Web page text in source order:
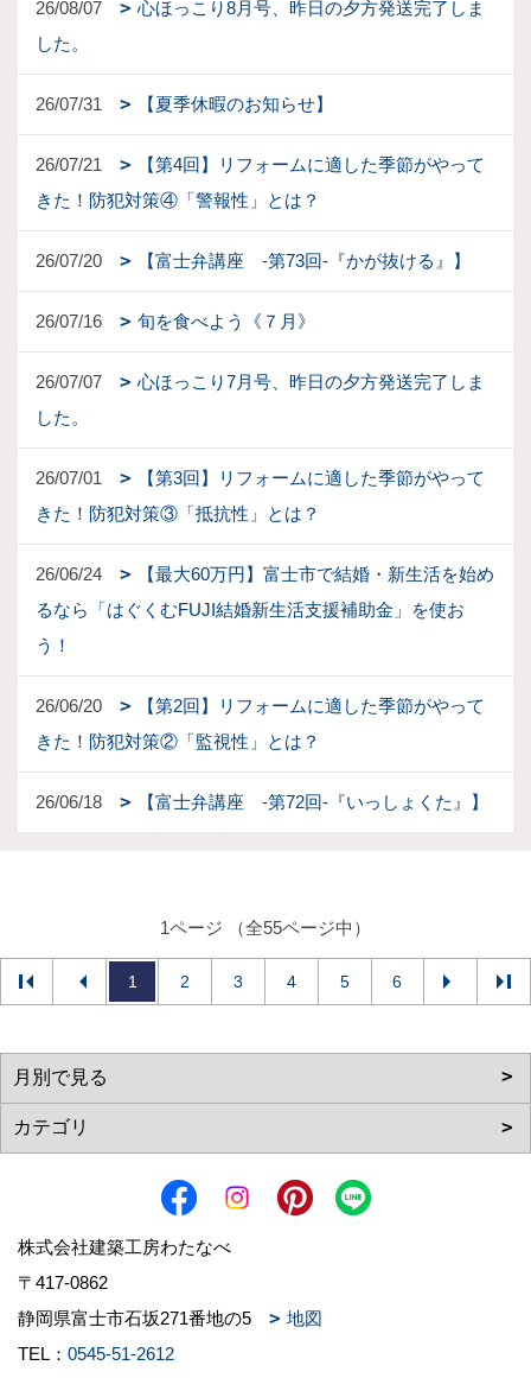
26/08/07
心ほっこり8月号、昨日の夕方発送完了しま
した。
26/07/31 【夏季休暇のお知らせ】
26/07/21
【第4回】リフォームに適した季節がやって
きた！防犯対策④「警報性」とは？
26/07/20 【富士弁講座 -第73回-『かが抜ける』】
26/07/16 旬を食べよう《７月》
26/07/07
心ほっこり7月号、昨日の夕方発送完了しま
した。
26/07/01
【第3回】リフォームに適した季節がやって
きた！防犯対策③「抵抗性」とは？
26/06/24
【最大60万円】富士市で結婚・新生活を始め
るなら「はぐくむFUJI結婚新生活支援補助金」を使お
う！
26/06/20
【第2回】リフォームに適した季節がやって
きた！防犯対策②「監視性」とは？
26/06/18 【富士弁講座 -第72回-『いっしょくた』】
1ページ （全55ページ中）
1 2 3 4 5 6
株式会社建築工房わたなべ
〒417-0862
静岡県富士市石坂271番地の5
地図
TEL： 0545-51-2612